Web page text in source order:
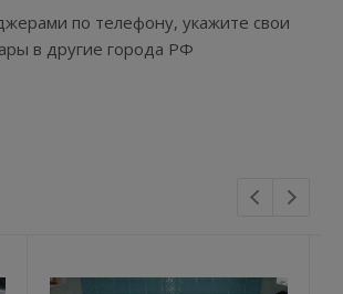
по телефону, укажите свои
в другие города РФ